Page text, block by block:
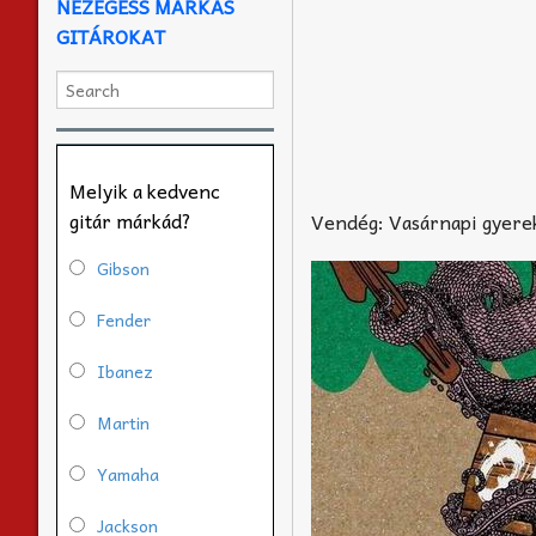
Vendég: Vasárnapi
GITÁROKAT
Melyik a kedvenc
gitár márkád?
Gibson
Fender
Ibanez
Martin
Yamaha
Jackson